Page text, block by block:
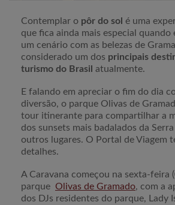
Contemplar o pôr do sol é uma
que fica ainda mais especial quando
um cenário com as belezas de
considerado um dos principais
turismo do Brasil atualmente.
E falando em apreciar o fim do dia
diversão, o parque Olivas de
tour itinerante para compartilhar a
dos sunsets mais badalados da
outros lugares. O Portal de Viagem
detalhes.
A Caravana começou na sexta-feira
parque Olivas de Gramado, com a
dos DJs residentes do parque, Lady